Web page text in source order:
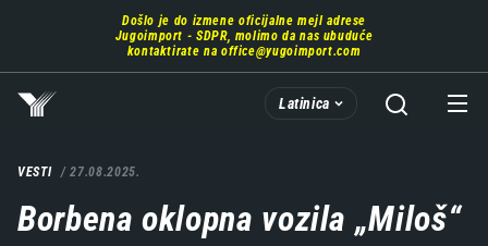
glavni
deo
sadržaja
Došlo je do izmene oficijalne mejl adrese
Jugoimport - SDPR, molimo da nas ubuduće
kontaktirate na office@yugoimport.com
Latinica
VESTI 27.08.2025.
Borbena oklopna vozila „Miloš“